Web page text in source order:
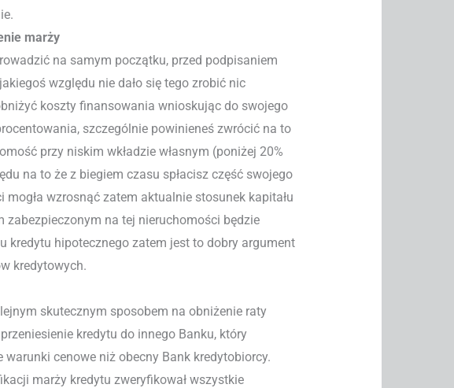
marży
na samym początku, przed podpisaniem
względu nie dało się tego zrobić nic
koszty finansowania wnioskując do swojego
szczególnie powinieneś zwrócić na to
przy niskim wkładzie własnym (poniżej 20%
na to że z biegiem czasu spłacisz część swojego
mogła wzrosnąć zatem aktualnie stosunek kapitału
zabezpieczonym na tej nieruchomości będzie
kredytu hipotecznego zatem jest to dobry argument
kredytowych.
skutecznym sposobem na obniżenie raty
kredytu do innego Banku, który
cenowe niż obecny Bank kredytobiorcy.
marży kredytu zweryfikował wszystkie